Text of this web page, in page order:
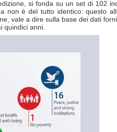
si fonda su un set di 102
non è del tutto identico: questo
vale a dire sulla base dei dati
quindici anni.